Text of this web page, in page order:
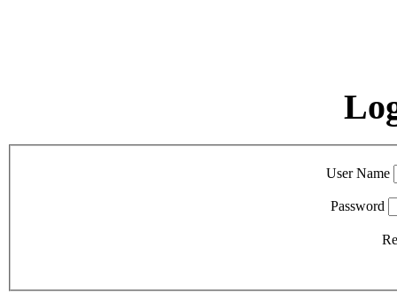
User Name
Password